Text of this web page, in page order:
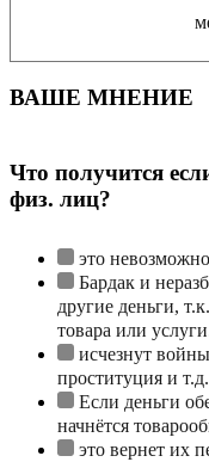
ВАШЕ МНЕНИЕ
Что получится
физ. лиц?
это невозможно
Бардак и
другие деньги,
товара или
исчезнут
проституция и т.д.
Если деньги
начнётся
это вернет их